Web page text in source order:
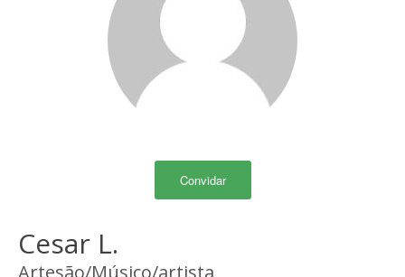
Convidar
Cesar L.
Artesão/Músico/artista